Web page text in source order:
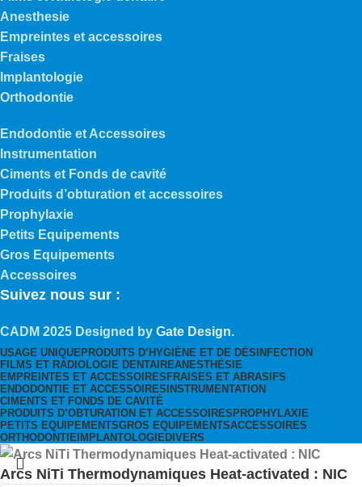
Anesthesie
Empreintes et accessoires
Fraises
Implantologie
Orthodontie
Endodontie et Accessoires
Instrumentation
Ciments et Fonds de cavité
Produits d’obturation et accessoires
Prophylaxie
Petits Equipements
Gros Equipements
Accessoires
Suivez nous sur :
CADM 2025 Designed by Gate Design.
USAGE UNIQUEPRODUITS D’HYGIÈNE ET DE DÉSINFECTION
FILMS ET RADIOLOGIE DENTAIREANESTHÉSIE
EMPREINTES ET ACCESSOIRES FRAISES ET ABRASIFS
ENDODONTIE ET ACCESSOIRES INSTRUMENTATION
CIMENTS ET FONDS DE CAVITÉ
PRODUITS D’OBTURATION ET ACCESSOIRES PROPHYLAXIE
PETITS EQUIPEMENTSGROS EQUIPEMENTSACCESSOIRES
ORTHODONTIE IMPLANTOLOGIEDIVERS
Arcs NiTi Thermodynamiques Heat-activated : NIC